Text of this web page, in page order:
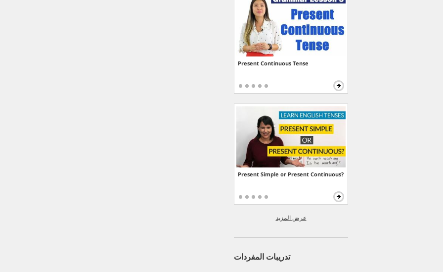
Present Continuous Tense
Present Simple or Present Continuous?
عرض المزيد
تدريبات المفردات